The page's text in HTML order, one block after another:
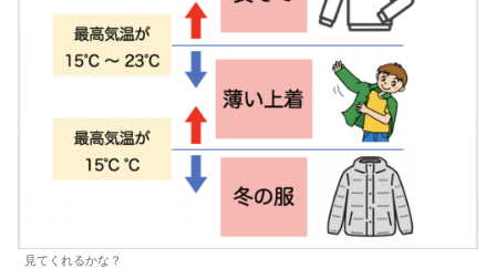
見てくれるかな？